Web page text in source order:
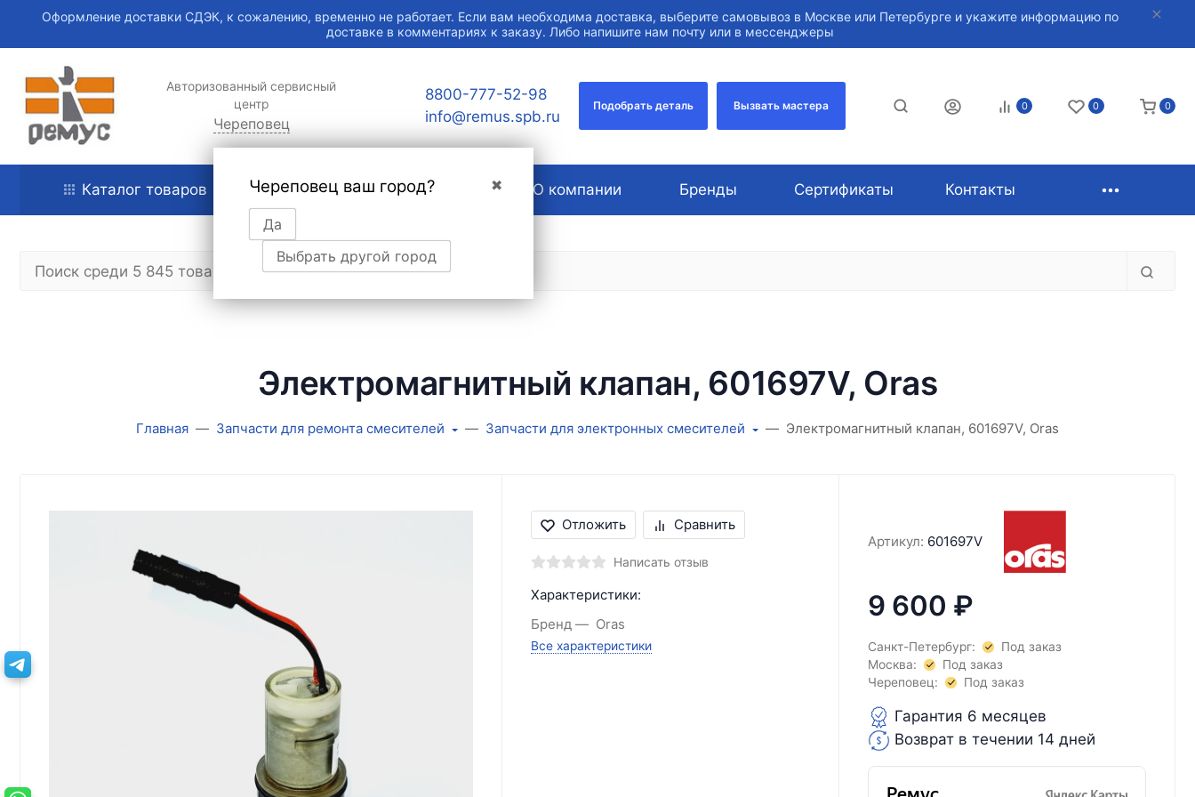
Оформление доставки СДЭК, к сожалению, временно не работает. Если вам необходима доставка, выберите самовывоз в Москве или Петербурге и укажите информацию по
доставке в комментариях к заказу. Либо напишите нам почту или в мессенджеры
Авторизованный сервисный
центр
Череповец
✖
Череповец ваш город?
Да
Выбрать другой город
8800-777-52-98
info@remus.spb.ru
Подобрать деталь Вызвать мастера 0 0 0
Каталог товаров Главная Услуги О компании Бренды Сертификаты Контакты
Электромагнитный клапан, 601697V, Oras
Главная Запчасти для ремонта смесителей Запчасти для электронных смесителей Электромагнитный клапан, 601697V, Oras
Отложить Сравнить
Написать отзыв
Характеристики:
Бренд
Oras
Все характеристики
Артикул: 601697V
9 600 ₽
Санкт-Петербург:
Под заказ
Москва:
Под заказ
Череповец:
Под заказ
Гарантия 6 месяцев
Возврат в течении 14 дней